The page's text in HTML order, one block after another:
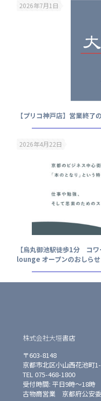
2026年7月1日
【プリコ神戸店】営業終了
2026年4月22日
【烏丸御池駅徒歩1分 コ
lounge オープンのおしらせ
株式会社大垣書店
〒603-8148
京都市北区小山西花池町1-
TEL 075-468-1800
受付時間: 平日9時〜18時
古物商営業 京都府公安